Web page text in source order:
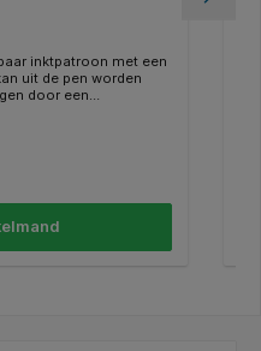
inktpatroon met een
uit de pen worden
door een
(deze mag volledig
u herhalen totdat de